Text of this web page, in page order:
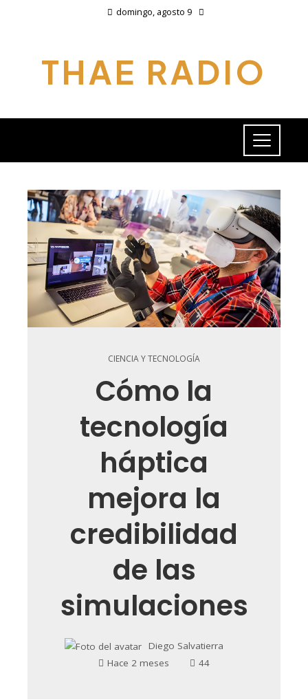
domingo, agosto 9
THAE RADIO
CIENCIA Y TECNOLOGÍA
Cómo la
tecnología
háptica
mejora la
credibilidad
de las
simulaciones
Diego Salvatierra
Hace 2 meses
44